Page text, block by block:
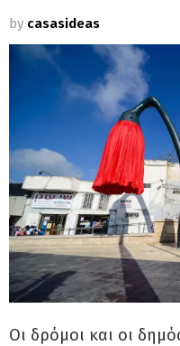
by casasideas
Οι δρόμοι και οι